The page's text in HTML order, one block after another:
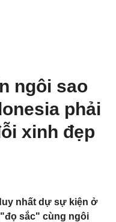
ngôi sao
phải
xinh đẹp
nhất dự sự kiện ở
sắc" cùng ngôi